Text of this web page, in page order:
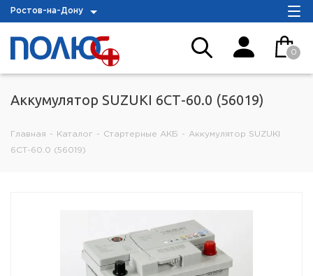
Ростов-на-Дону
0
Аккумулятор SUZUKI 6СТ-60.0 (56019)
Главная - Каталог - Стартерные АКБ - Аккумулятор SUZUKI
6СТ-60.0 (56019)